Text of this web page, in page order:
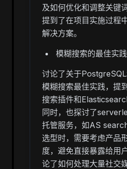
及如何优化和调整关键
提到了在项目实施过程
解决方案。
模糊搜索的最佳实
讨论了关于
模糊搜索最佳实践，提
搜索插件和
同时，也探讨了
托管服务，如AS
选型时，需要考虑产品
度，避免直接暴露给用
论了如何处理大量社交